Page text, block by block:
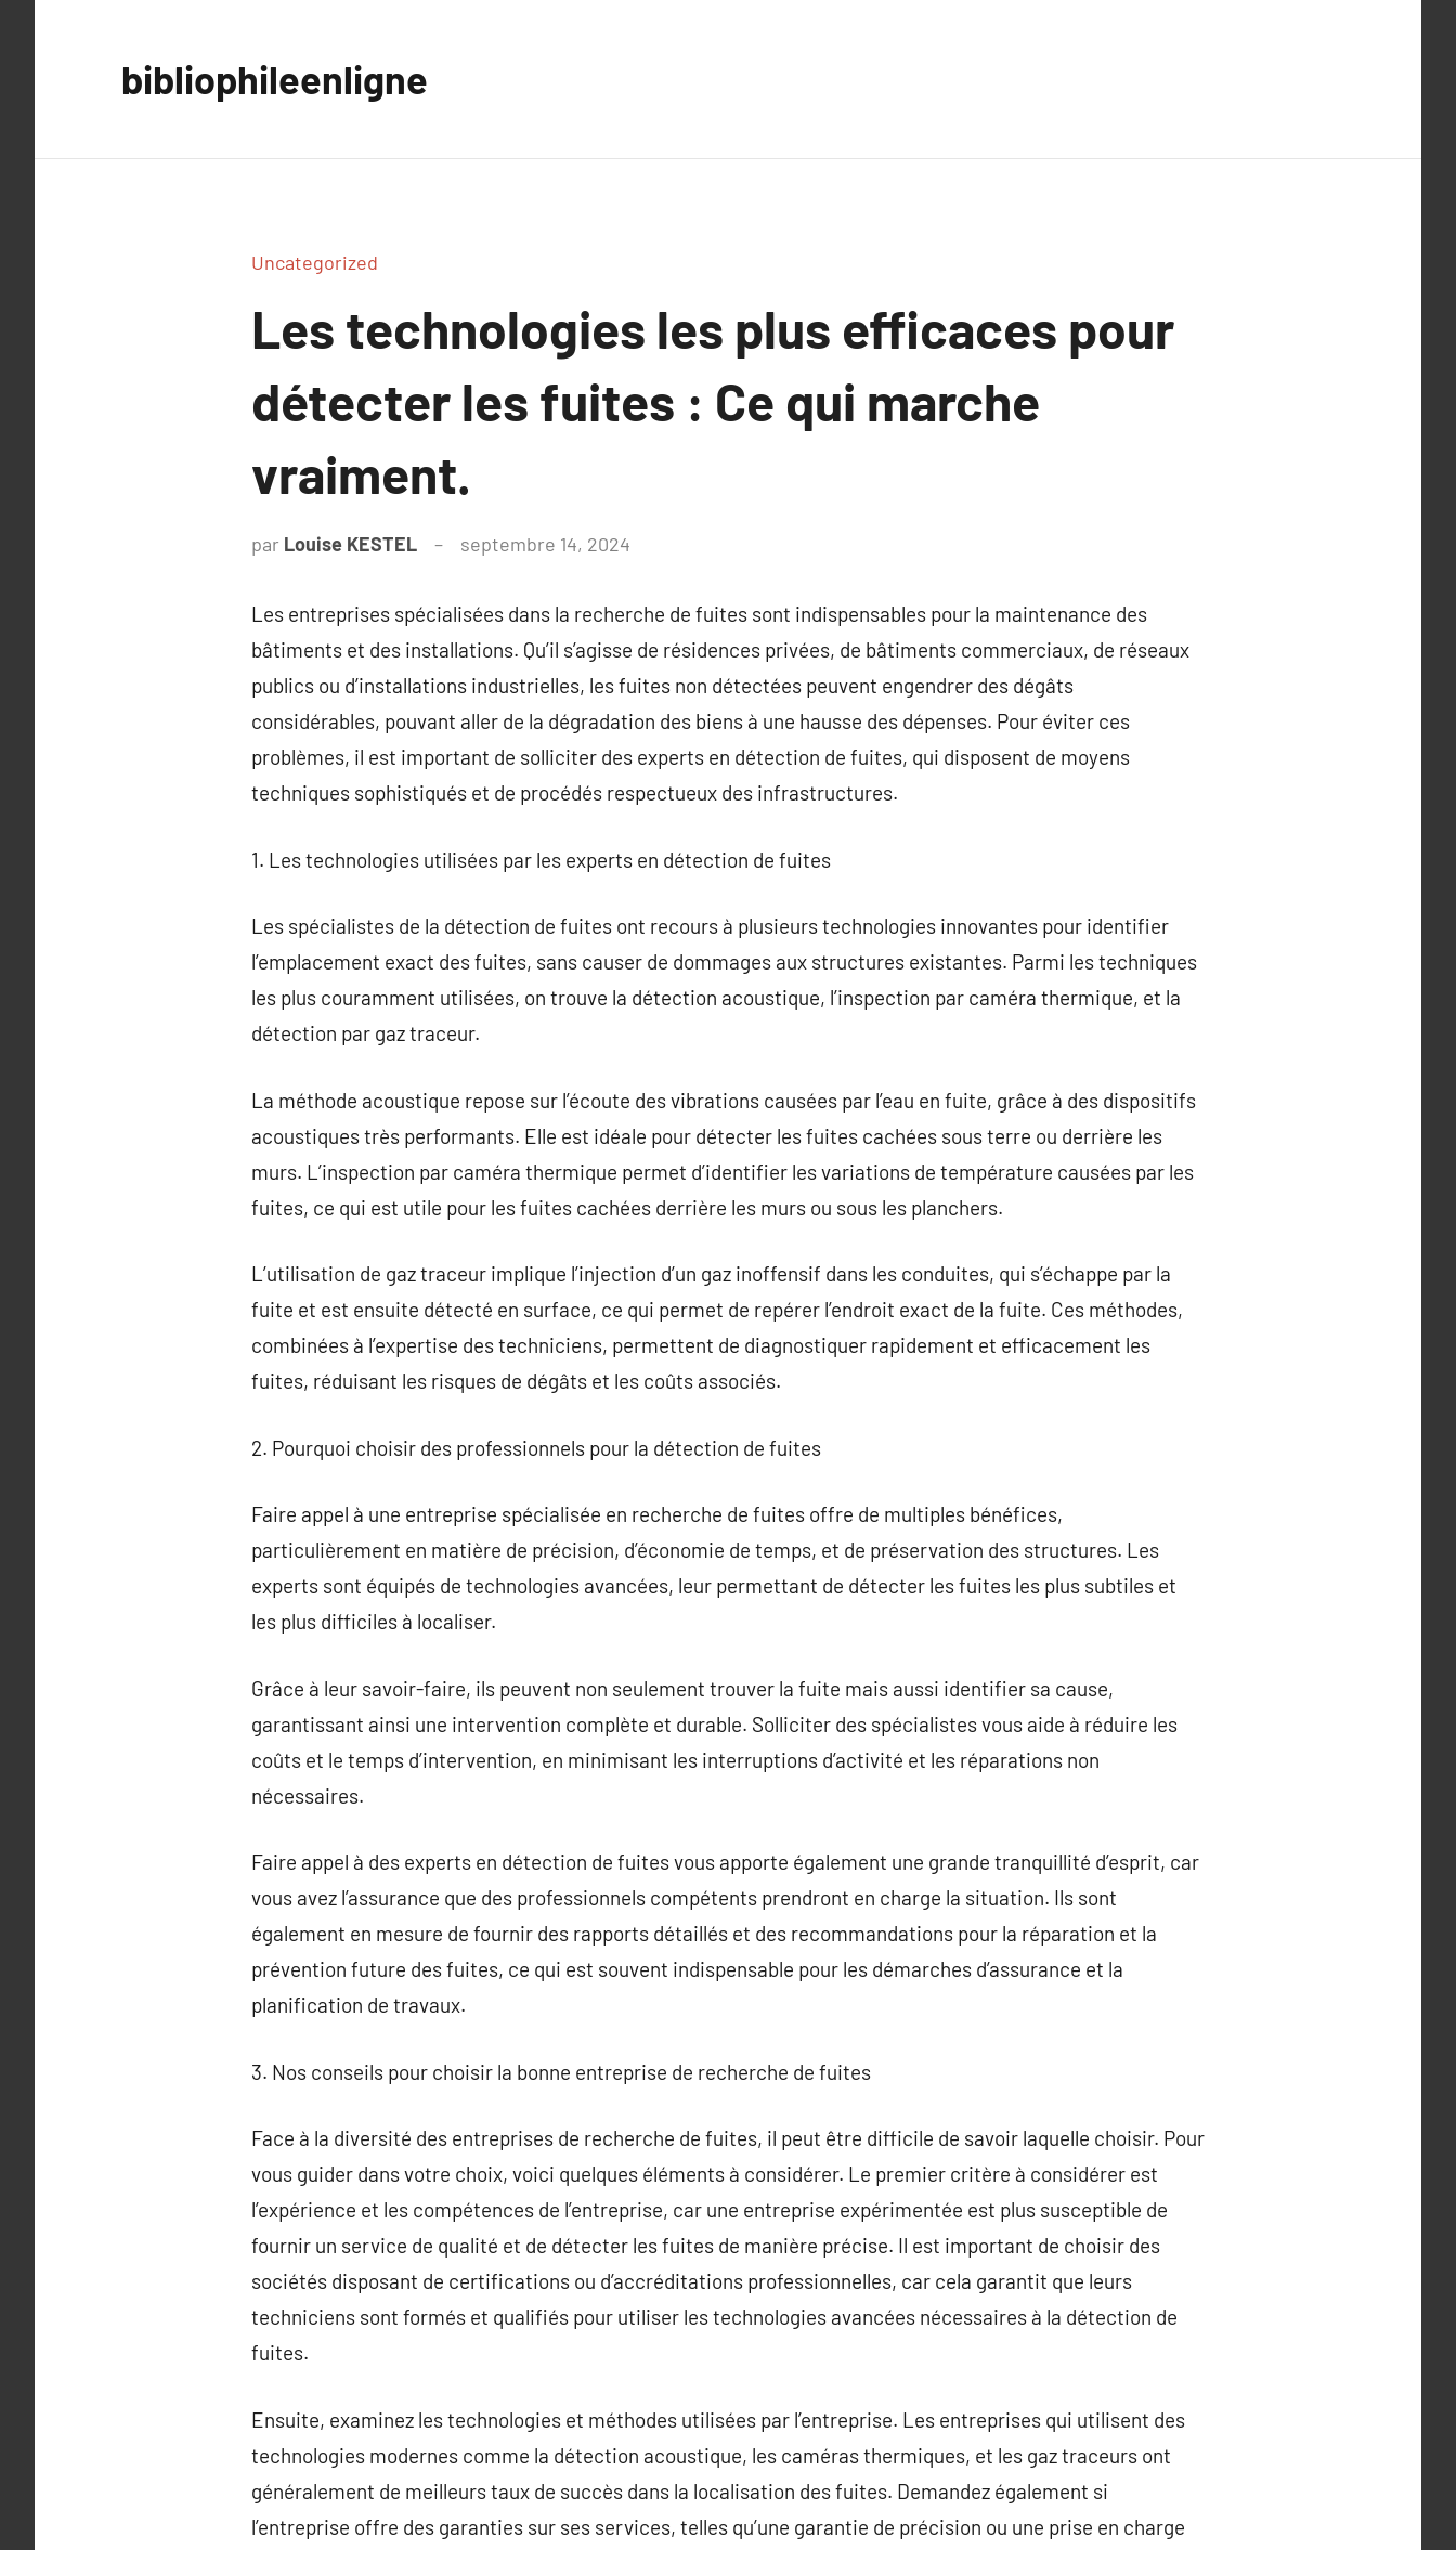
bibliophileenligne
Uncategorized
Les technologies les plus efficaces pour
détecter les fuites : Ce qui marche
vraiment.
par Louise KESTEL septembre 14, 2024
Les entreprises spécialisées dans la recherche de fuites sont indispensables pour la maintenance des
bâtiments et des installations. Qu’il s’agisse de résidences privées, de bâtiments commerciaux, de réseaux
publics ou d’installations industrielles, les fuites non détectées peuvent engendrer des dégâts
considérables, pouvant aller de la dégradation des biens à une hausse des dépenses. Pour éviter ces
problèmes, il est important de solliciter des experts en détection de fuites, qui disposent de moyens
techniques sophistiqués et de procédés respectueux des infrastructures.
1. Les technologies utilisées par les experts en détection de fuites
Les spécialistes de la détection de fuites ont recours à plusieurs technologies innovantes pour identifier
l’emplacement exact des fuites, sans causer de dommages aux structures existantes. Parmi les techniques
les plus couramment utilisées, on trouve la détection acoustique, l’inspection par caméra thermique, et la
détection par gaz traceur.
La méthode acoustique repose sur l’écoute des vibrations causées par l’eau en fuite, grâce à des dispositifs
acoustiques très performants. Elle est idéale pour détecter les fuites cachées sous terre ou derrière les
murs. L’inspection par caméra thermique permet d’identifier les variations de température causées par les
fuites, ce qui est utile pour les fuites cachées derrière les murs ou sous les planchers.
L’utilisation de gaz traceur implique l’injection d’un gaz inoffensif dans les conduites, qui s’échappe par la
fuite et est ensuite détecté en surface, ce qui permet de repérer l’endroit exact de la fuite. Ces méthodes,
combinées à l’expertise des techniciens, permettent de diagnostiquer rapidement et efficacement les
fuites, réduisant les risques de dégâts et les coûts associés.
2. Pourquoi choisir des professionnels pour la détection de fuites
Faire appel à une entreprise spécialisée en recherche de fuites offre de multiples bénéfices,
particulièrement en matière de précision, d’économie de temps, et de préservation des structures. Les
experts sont équipés de technologies avancées, leur permettant de détecter les fuites les plus subtiles et
les plus difficiles à localiser.
Grâce à leur savoir-faire, ils peuvent non seulement trouver la fuite mais aussi identifier sa cause,
garantissant ainsi une intervention complète et durable. Solliciter des spécialistes vous aide à réduire les
coûts et le temps d’intervention, en minimisant les interruptions d’activité et les réparations non
nécessaires.
Faire appel à des experts en détection de fuites vous apporte également une grande tranquillité d’esprit, car
vous avez l’assurance que des professionnels compétents prendront en charge la situation. Ils sont
également en mesure de fournir des rapports détaillés et des recommandations pour la réparation et la
prévention future des fuites, ce qui est souvent indispensable pour les démarches d’assurance et la
planification de travaux.
3. Nos conseils pour choisir la bonne entreprise de recherche de fuites
Face à la diversité des entreprises de recherche de fuites, il peut être difficile de savoir laquelle choisir. Pour
vous guider dans votre choix, voici quelques éléments à considérer. Le premier critère à considérer est
l’expérience et les compétences de l’entreprise, car une entreprise expérimentée est plus susceptible de
fournir un service de qualité et de détecter les fuites de manière précise. Il est important de choisir des
sociétés disposant de certifications ou d’accréditations professionnelles, car cela garantit que leurs
techniciens sont formés et qualifiés pour utiliser les technologies avancées nécessaires à la détection de
fuites.
Ensuite, examinez les technologies et méthodes utilisées par l’entreprise. Les entreprises qui utilisent des
technologies modernes comme la détection acoustique, les caméras thermiques, et les gaz traceurs ont
généralement de meilleurs taux de succès dans la localisation des fuites. Demandez également si
l’entreprise offre des garanties sur ses services, telles qu’une garantie de précision ou une prise en charge